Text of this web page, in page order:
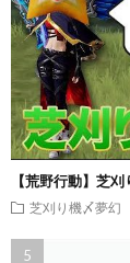
【荒野行動】芝
芝刈り機〆夢幻